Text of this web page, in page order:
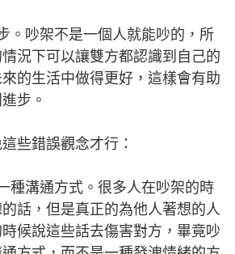
。吵架不是一個人就能吵的，所
況下可以讓雙方都認識到自己的
的生活中做得更好，這樣會有助
步。
些錯誤觀念才行：
種溝通方式。很多人在吵架的時
話，但是真正的為他人著想的人
候說這些話去傷害對方，畢竟吵